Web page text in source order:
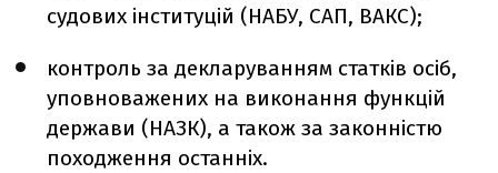
судових інституцій (НАБУ, САП, ВАКС);
контроль за декларуванням статків осіб,
уповноважених на виконання функцій
держави (НАЗК), а також за законністю
походження останніх.